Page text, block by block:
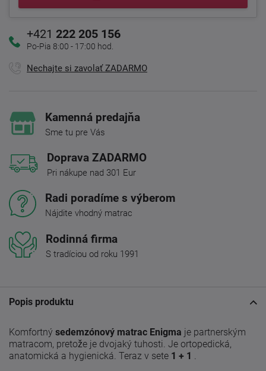
+421 222 205 156
Po-Pia 8:00 - 17:00 hod.
Nechajte si zavolať ZADARMO
Kamenná predajňa
Sme tu pre Vás
Doprava ZADARMO
Pri nákupe nad 301 Eur
Radi poradíme s výberom
Nájdite vhodný matrac
Rodinná firma
S tradíciou od roku 1991
Popis produktu
Komfortný sedemzónový matrac Enigma je partnerským
matracom, pretože je dvojaký tuhosti. Je ortopedická,
anatomická a hygienická. Teraz v sete 1 + 1 .